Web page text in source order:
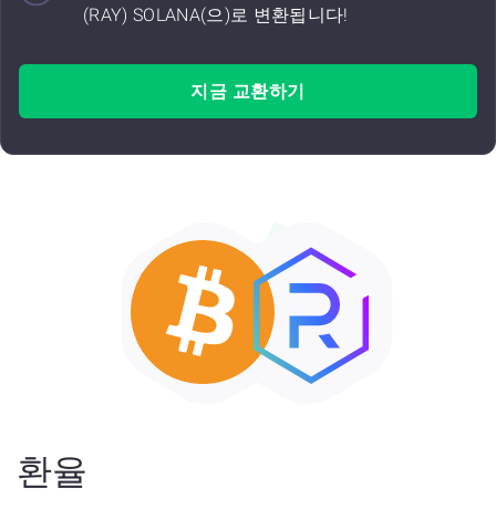
(RAY) SOLANA(으)로 변환됩니다!
지금 교환하기
환율